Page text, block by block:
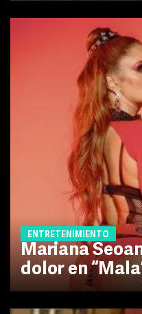
ENTRETENIMIENTO
Mariana
dolor en